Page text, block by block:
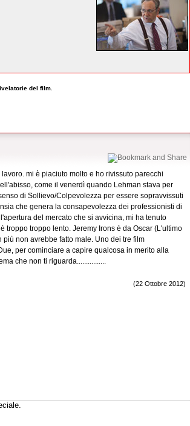
del film.
mi è piaciuto molto e ho rivissuto parecchi
come il venerdì quando Lehman stava per
di Sollievo/Colpevolezza per essere sopravvissuti
che genera la consapevolezza dei professionisti di
del mercato che si avvicina, mi ha tenuto
troppo troppo lento. Jeremy Irons è da Oscar (L'ultimo
non avrebbe fatto male. Uno dei tre film
per cominciare a capire qualcosa in merito alla
che non ti riguarda................
(22 Ottobre 2012)